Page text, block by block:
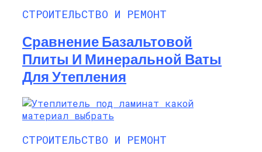
СТРОИТЕЛЬСТВО И РЕМОНТ
Сравнение Базальтовой
Плиты И Минеральной Ваты
Для Утепления
СТРОИТЕЛЬСТВО И РЕМОНТ